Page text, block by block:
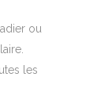
ou
les